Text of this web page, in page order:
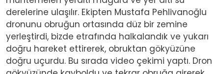
derelerine ulaşılır. Ekipten Mustafa Pehlivanoğlu
dronunu obruğun ortasında düz bir zemine
yerleştirdi, bizde etrafında halkalandık ve yukarı
doğru hareket ettirerek, obruktan gökyüzüne
doğru uçurdu. Bu sırada video çekimi yaptı. Dron